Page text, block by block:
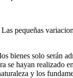
pequeñas
bienes solo serán
hayan realizado
y los